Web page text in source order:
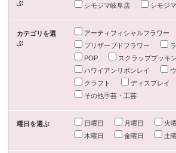
ぶ
シモジマ岐阜店
シモジ
カテゴリを選
ぶ
アーティフィシャルフラワー
プリザーブドフラワー
POP
スクラップブッキ
ハワイアンリボンレイ
クラフト
ディスプレイ
その他手芸・工芸
曜日を選ぶ 日曜日 月曜日 火
木曜日
金曜日 土